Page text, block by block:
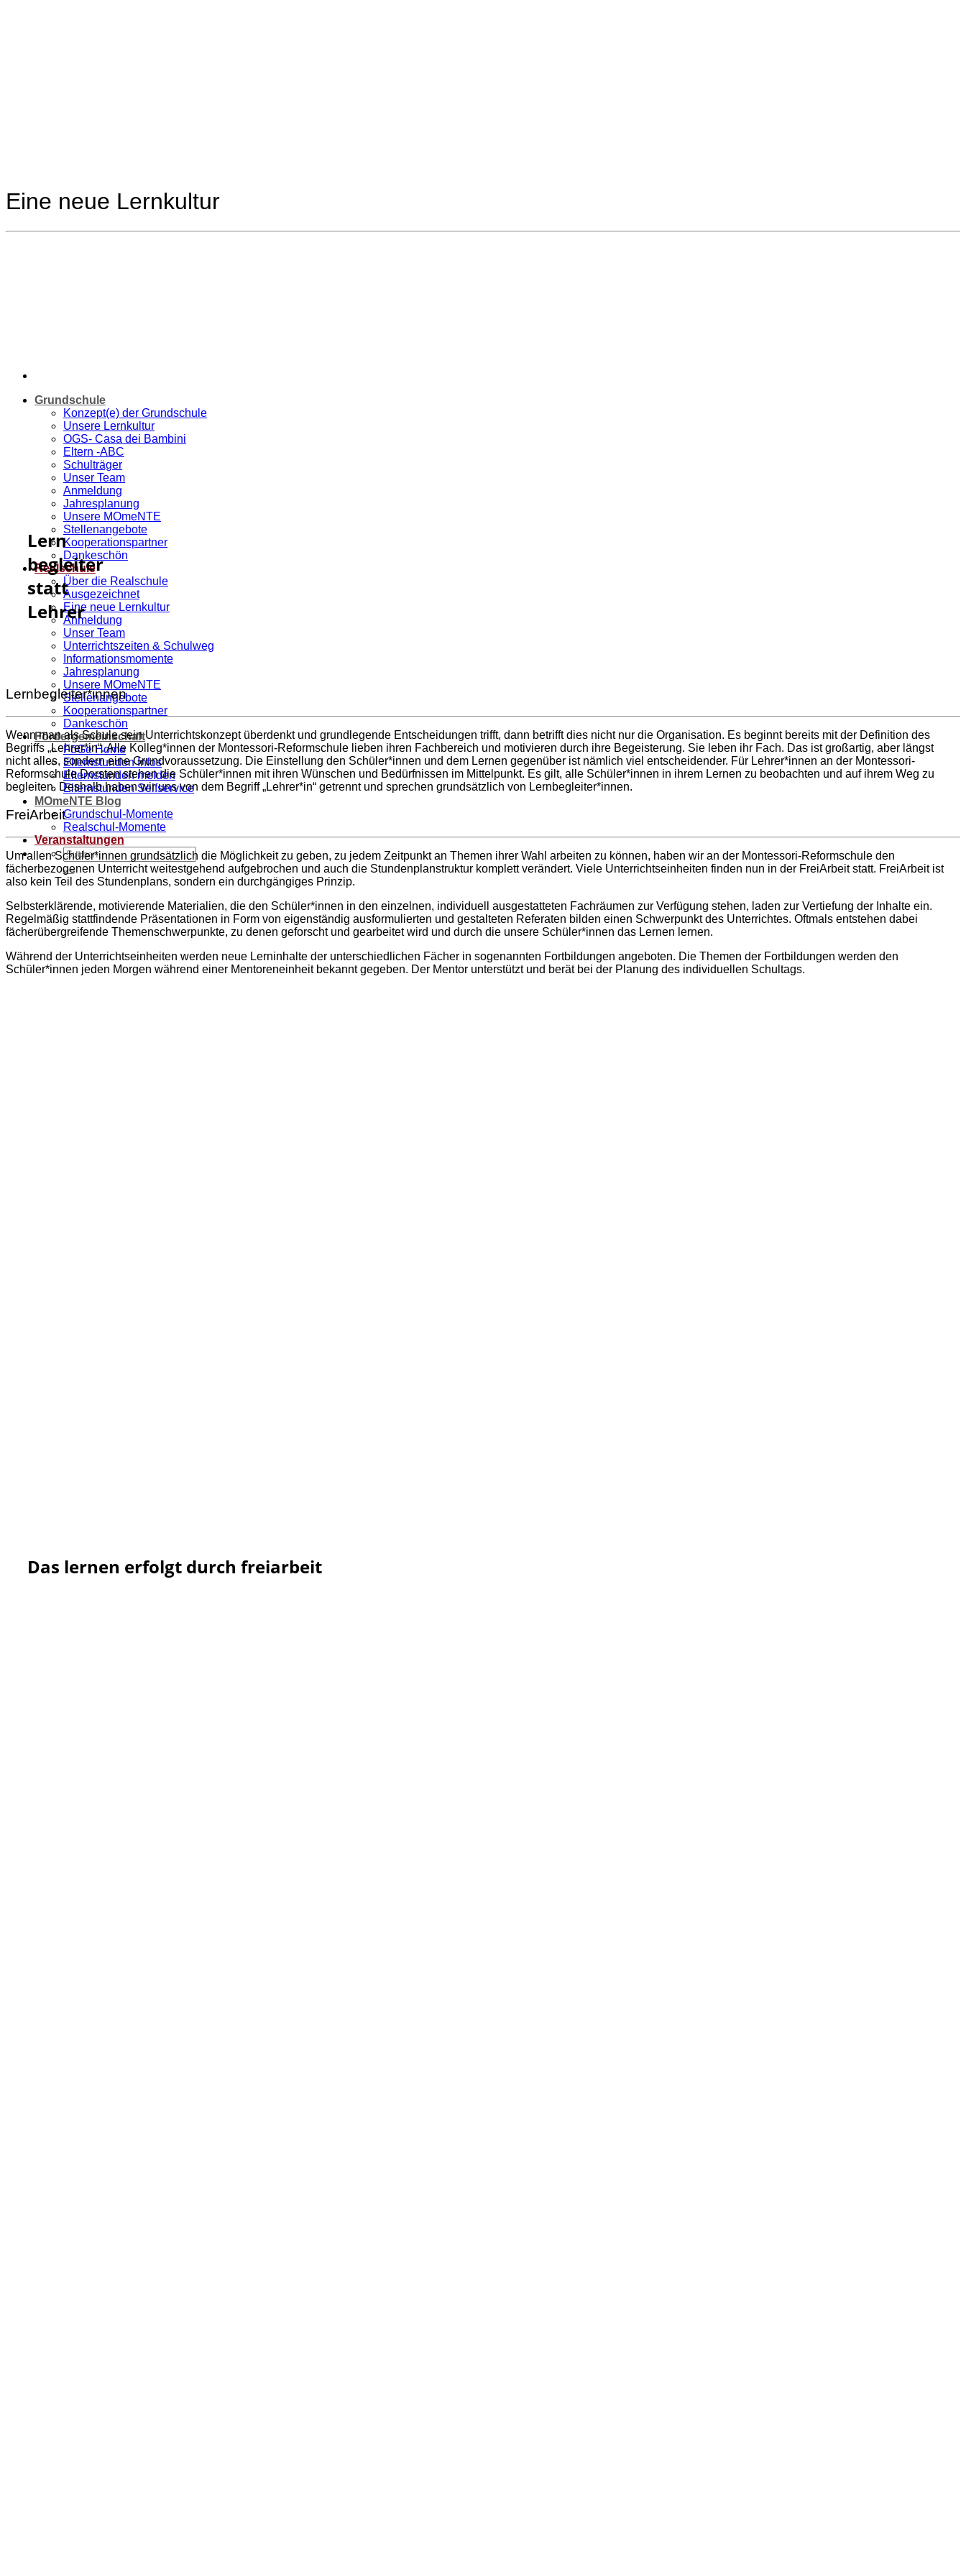
Grundschule
Konzept(e) der Grundschule
Unsere Lernkultur
OGS- Casa dei Bambini
Eltern -ABC
Schulträger
Unser Team
Anmeldung
Jahresplanung
Unsere MOmeNTE
Stellenangebote
Kooperationspartner
Dankeschön
Realschule
Über die Realschule
Ausgezeichnet
Eine neue Lernkultur
Anmeldung
Unser Team
Unterrichtszeiten & Schulweg
Informationsmomente
Jahresplanung
Unsere MOmeNTE
Stellenangebote
Kooperationspartner
Dankeschön
Fördergemeinschaft
FöGe Home
Elternstunden Infos
Elternstunden melden
Elternstunden Selfservice
MOmeNTE Blog
Grundschul-Momente
Realschul-Momente
Veranstaltungen
Eine neue Lernkultur
Lern
begleiter
statt
Lehrer
Lernbegleiter*innen
Wenn man als Schule sein Unterrichtskonzept überdenkt und grundlegende Entscheidungen trifft, dann betrifft dies nicht nur die Organisation. Es beginnt bereits mit der Definition des
Begriffs „Lehrer*in“. Alle Kolleg*innen der Montessori-Reformschule lieben ihren Fachbereich und motivieren durch ihre Begeisterung. Sie leben ihr Fach. Das ist großartig, aber längst
nicht alles, sondern eine Grundvoraussetzung. Die Einstellung den Schüler*innen und dem Lernen gegenüber ist nämlich viel entscheidender. Für Lehrer*innen an der Montessori-
Reformschule Dorsten stehen die Schüler*innen mit ihren Wünschen und Bedürfnissen im Mittelpunkt. Es gilt, alle Schüler*innen in ihrem Lernen zu beobachten und auf ihrem Weg zu
begleiten. Deshalb haben wir uns von dem Begriff „Lehrer*in“ getrennt und sprechen grundsätzlich von Lernbegleiter*innen.
FreiArbeit
Um allen Schüler*innen grundsätzlich die Möglichkeit zu geben, zu jedem Zeitpunkt an Themen ihrer Wahl arbeiten zu können, haben wir an der Montessori-Reformschule den
fächerbezogenen Unterricht weitestgehend aufgebrochen und auch die Stundenplanstruktur komplett verändert. Viele Unterrichtseinheiten finden nun in der FreiArbeit statt. FreiArbeit ist
also kein Teil des Stundenplans, sondern ein durchgängiges Prinzip.
Selbsterklärende, motivierende Materialien, die den Schüler*innen in den einzelnen, individuell ausgestatteten Fachräumen zur Verfügung stehen, laden zur Vertiefung der Inhalte ein.
Regelmäßig stattfindende Präsentationen in Form von eigenständig ausformulierten und gestalteten Referaten bilden einen Schwerpunkt des Unterrichtes. Oftmals entstehen dabei
fächerübergreifende Themenschwerpunkte, zu denen geforscht und gearbeitet wird und durch die unsere Schüler*innen das Lernen lernen.
Während der Unterrichtseinheiten werden neue Lerninhalte der unterschiedlichen Fächer in sogenannten Fortbildungen angeboten. Die Themen der Fortbildungen werden den
Schüler*innen jeden Morgen während einer Mentoreneinheit bekannt gegeben. Der Mentor unterstützt und berät bei der Planung des individuellen Schultags.
Das lernen erfolgt durch freiarbeit